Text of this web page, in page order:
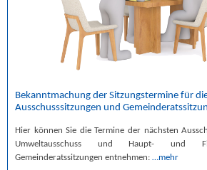
Bekanntmachung der Sitzungstermine für
Ausschusssitzungen und
Hier können Sie die Termine der nächsten
Umweltausschuss und Haupt- und
Gemeinderatssitzungen entnehmen: …mehr